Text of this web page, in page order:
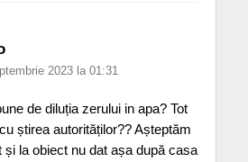
2023 la 01:31
de diluția zerului in apa? Tot
știrea autorităților?? Așteptăm
la obiect nu dat așa după casa